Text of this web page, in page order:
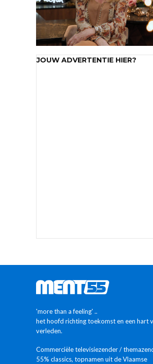
JOUW ADVERTENTIE HIER?
'more than a feeling' ..
het hoofd richting toekomst en een hart
verleden.
Commerciële televisiezender /
55% classics, topnamen uit de Vlaamse